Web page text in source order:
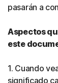
pasarán a
Aspectos
este
1. Cuando
significado